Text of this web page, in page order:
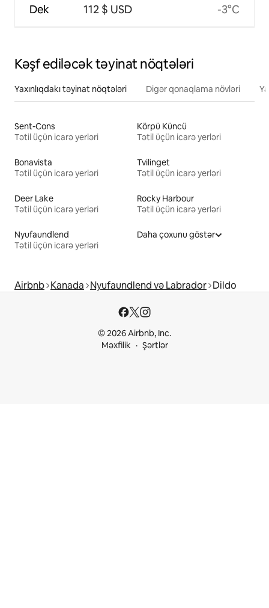
Dek 112 $ USD -3°C
Kəşf ediləcək təyinat nöqtələri
Yaxınlıqdakı təyinat nöqtələri Digər qonaqlama növləri
Sent-Cons
Tətil üçün icarə yerləri
Körpü Küncü
Tətil üçün icarə yerləri
Bonavista
Tətil üçün icarə yerləri
Tvilinget
Tətil üçün icarə yerləri
Deer Lake
Tətil üçün icarə yerləri
Rocky Harbour
Tətil üçün icarə yerləri
Nyufaundlend
Tətil üçün icarə yerləri
Daha çoxunu göstər
Airbnb Kanada Nyufaundlend və Labrador Dildo
© 2026 Airbnb, Inc.
Məxfilik
Şərtlər